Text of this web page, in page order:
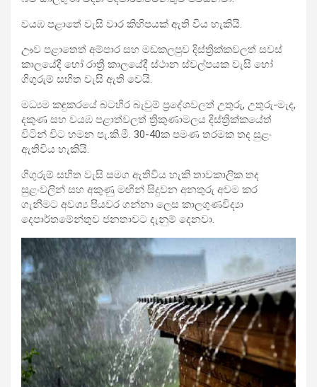
‍වයඹ පළාතේ වැසි වාර කිහිපයක් ඇති විය හැකියි.
ඌව පළාතෙත් අම්පාර සහ මඩකලපුව දිස්ත්‍රික්කවලත් සවස්
කාලයේදී හෝ රාත්‍රී කාලයේදී ස්ථාන ස්වල්පයක වැසි හෝ
ගිගුරුම් සහිත වැසි ඇති වෙයි.
මධ්‍යම කඳුකරයේ බටහිර බැවුම් ප්‍රදේශවලත් උතුරු, උතුරු-මැද,
දකුණ සහ වයඹ පළාත්වලත් ත්‍රිකුණාමලය දිස්ත්‍රික්කයේත්
විටින් විට හමන පැ.කි.මී. 30-40ක පමණ තරමක තද සුළං
ඇතිවිය හැකියි.
ගිගුරුම් සහිත වැසි සමග ඇතිවිය හැකි තාවකාලික තද
සුළංවලින් සහ අකුණු මඟින් සිදුවන අනතුරු අවම කර
ගැනීමට අවශ්‍ය පියවර ගන්නා ලෙස කාලගුණවිද්‍යා
දෙපාර්තමේන්තුව ජනතාවට දැනුම් දෙනවා.